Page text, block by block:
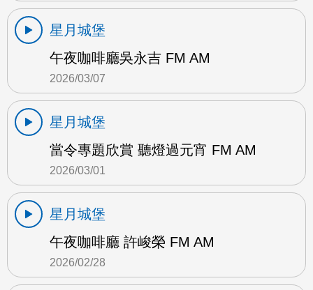
星月城堡
午夜咖啡廳吳永吉 FM AM
2026/03/07
星月城堡
當令專題欣賞 聽燈過元宵 FM AM
2026/03/01
星月城堡
午夜咖啡廳 許峻榮 FM AM
2026/02/28